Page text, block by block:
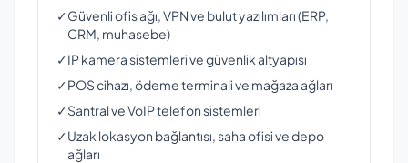
✓Güvenli ofis ağı, VPN ve bulut yazılımları (ERP,
CRM, muhasebe)
✓IP kamera sistemleri ve güvenlik altyapısı
✓POS cihazı, ödeme terminali ve mağaza ağları
✓Santral ve VoIP telefon sistemleri
✓Uzak lokasyon bağlantısı, saha ofisi ve depo
ağları